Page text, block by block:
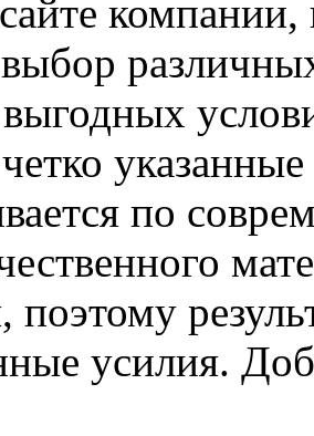
компании,
по
поэтому
усилия.